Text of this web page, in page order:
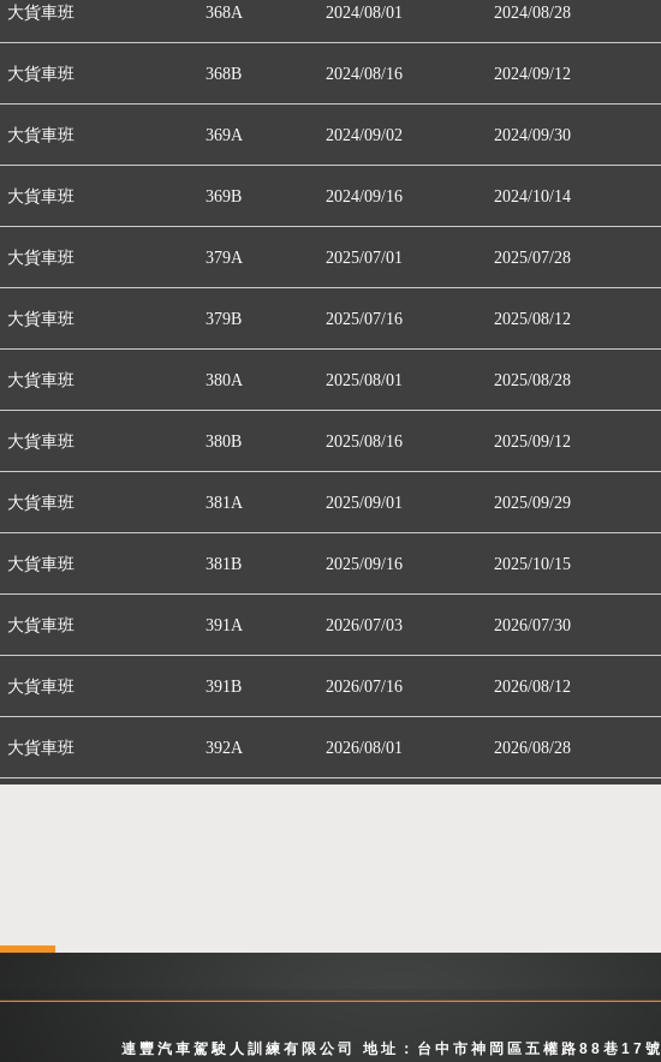
大貨車班 368A 2024/08/01 2024/08/28
大貨車班 368B 2024/08/16 2024/09/12
大貨車班 369A 2024/09/02 2024/09/30
大貨車班 369B 2024/09/16 2024/10/14
大貨車班 379A 2025/07/01 2025/07/28
大貨車班 379B 2025/07/16 2025/08/12
大貨車班 380A 2025/08/01 2025/08/28
大貨車班 380B 2025/08/16 2025/09/12
大貨車班 381A 2025/09/01 2025/09/29
大貨車班 381B 2025/09/16 2025/10/15
大貨車班 391A 2026/07/03 2026/07/30
大貨車班 391B 2026/07/16 2026/08/12
大貨車班 392A 2026/08/01 2026/08/28
連豐汽車駕駛人訓練有限公司 地址：台中市神岡區五權路88巷17號